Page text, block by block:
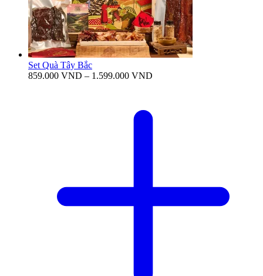
Set Quà Tây Bắc
859.000 VND – 1.599.000 VND
đến